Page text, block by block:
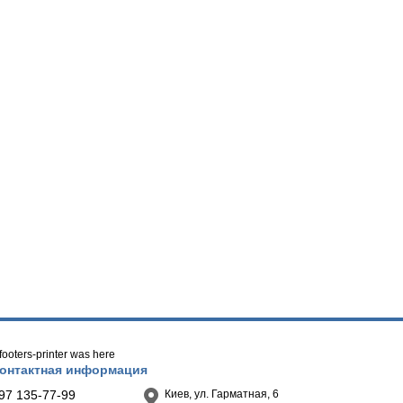
printer was here
информация
135-77-99
Киев, ул. Гарматная, 6